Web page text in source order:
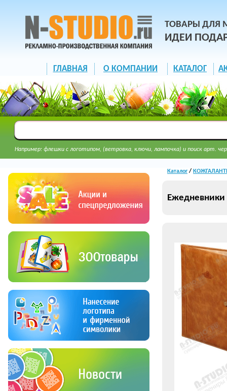
ТОВАРЫ ДЛЯ
ИДЕИ
ГЛАВНАЯ О КОМПАНИИ КАТАЛОГ
Например: флешки с логотипом, (ветровка, ключи, лампочка) и поиск арт.
Каталог/